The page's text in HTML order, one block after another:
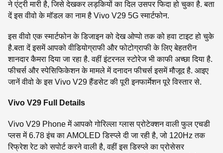
ने एंट्री मारी है, जिसे देखकर लड़कियों का दिल उसपर फिदा हो चुका है. बता
दें इस वीवो के मॉडल का नाम है Vivo V29 5G स्मार्टफोन.
इस वीवो एक स्मार्टफोन के डिजाइन को देख ओप्पो तक को हवा टाइट हो चुके
है.बता दें इसमें आपको वीडियोग्राफी और फोटोग्राफी के लिए बेहतरीन
शानदार कैमरा दिया जा रहा है. वहीं इंटरनल स्टोरेज भी काफी अच्छा दिया है.
फीचर्स और स्पेसिफिकेशन के मामले में दनादन फीचर्स इसमें मौजूद है. आइए
जानें वीवो के इस Vivo V29 हैंडसेट की पूरी इनफार्मेशन पूरे विस्तार से.
Vivo V29 Full Details
Vivo V29 Phone में आपको गोरिल्ला ग्लास प्रोटेक्शन वाली फुल एचडी
प्लस में 6.78 इंच का AMOLED डिस्प्ले दी जा रही है, जो 120Hz तक
रिफ्रेश रेट को सपोर्ट करने वाली है, वहीं इस डिस्प्ले का प्रोसेसर